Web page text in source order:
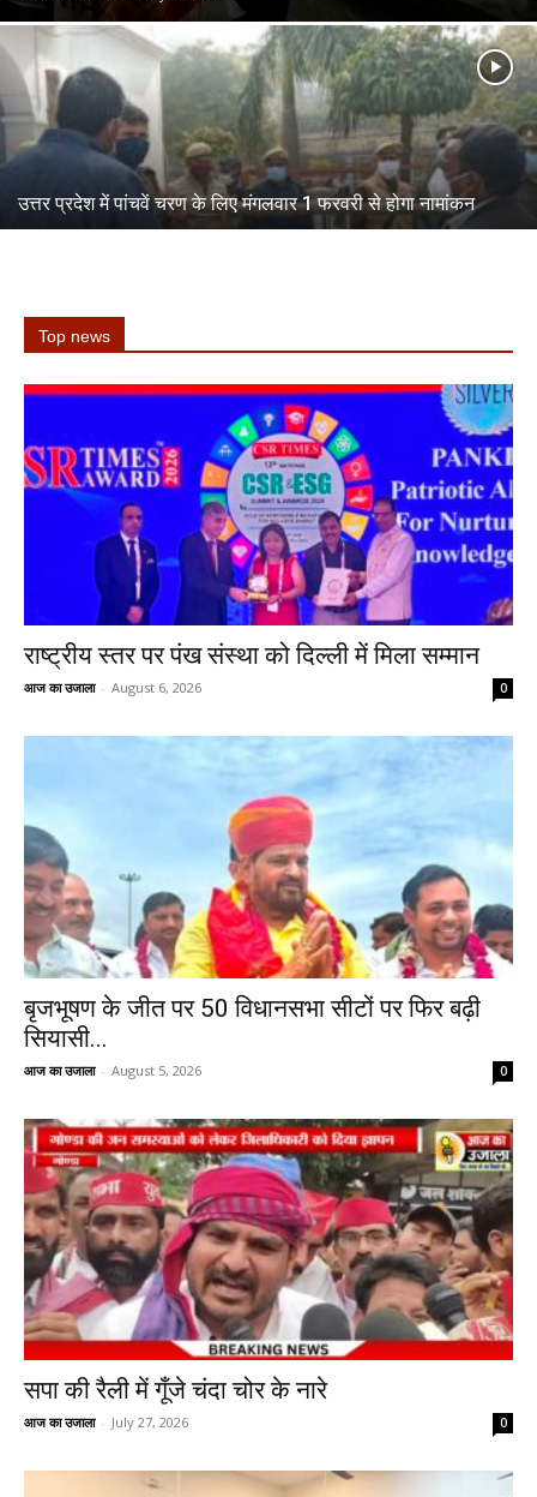
उत्तर प्रदेश में पांचवें चरण के लिए मंगलवार 1 फरवरी से होगा नामांकन
Top news
राष्ट्रीय स्तर पर पंख संस्था को दिल्ली में मिला सम्मान
आज का उजाला - August 6, 2026 0
बृजभूषण के जीत पर 50 विधानसभा सीटों पर फिर बढ़ी
सियासी...
आज का उजाला - August 5, 2026 0
सपा की रैली में गूँजे चंदा चोर के नारे
आज का उजाला - July 27, 2026 0